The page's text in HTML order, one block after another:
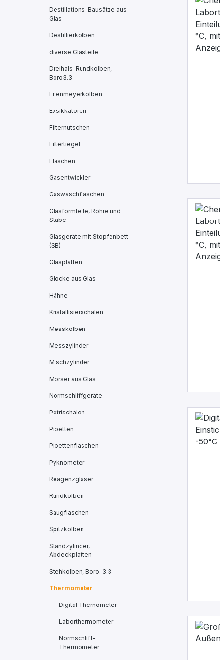
Destillations-Bausätze aus
Glas
Destillierkolben
diverse Glasteile
Dreihals-Rundkolben,
Boro3.3
Erlenmeyerkolben
Exsikkatoren
Filternutschen
Filtertiegel
Flaschen
Gasentwickler
Gaswaschflaschen
Glasformteile, Rohre und
Stäbe
Glasgeräte mit Stopfenbett
(SB)
Glasplatten
Glocke aus Glas
Hähne
Kristallisierschalen
Messkolben
Messzylinder
Mischzylinder
Mörser aus Glas
Normschliffgeräte
Petrischalen
Pipetten
Pipettenflaschen
Pyknometer
Reagenzgläser
Rundkolben
Saugflaschen
Spitzkolben
Standzylinder,
Abdeckplatten
Stehkolben, Boro. 3.3
Thermometer
Digital Thernometer
Laborthermometer
Normschliff-
Thermometer